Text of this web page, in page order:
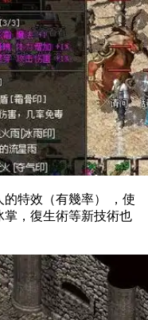
（有幾率） ，使
冰掌，復生術等新技術也